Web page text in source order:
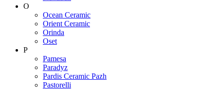
O
Ocean Ceramic
Orient Ceramic
Orinda
Oset
P
Pamesa
Paradyz
Pardis Ceramic Pazh
Pastorelli